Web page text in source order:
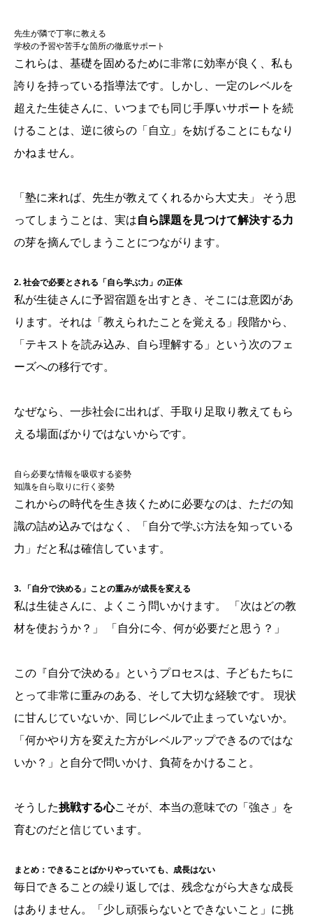
先生が隣で丁寧に教える
学校の予習や苦手な箇所の徹底サポート
これらは、基礎を固めるために非常に効率が良く、私も
誇りを持っている指導法です。しかし、一定のレベルを
超えた生徒さんに、いつまでも同じ手厚いサポートを続
けることは、逆に彼らの「自立」を妨げることにもなり
かねません。
「塾に来れば、先生が教えてくれるから大丈夫」 そう思
ってしまうことは、実は自ら課題を見つけて解決する力
の芽を摘んでしまうことにつながります。
2. 社会で必要とされる「自ら学ぶ力」の正体
私が生徒さんに予習宿題を出すとき、そこには意図があ
ります。それは「教えられたことを覚える」段階から、
「テキストを読み込み、自ら理解する」という次のフェ
ーズへの移行です。
なぜなら、一歩社会に出れば、手取り足取り教えてもら
える場面ばかりではないからです。
自ら必要な情報を吸収する姿勢
知識を自ら取りに行く姿勢
これからの時代を生き抜くために必要なのは、ただの知
識の詰め込みではなく、「自分で学ぶ方法を知っている
力」だと私は確信しています。
3. 「自分で決める」ことの重みが成長を変える
私は生徒さんに、よくこう問いかけます。 「次はどの教
材を使おうか？」 「自分に今、何が必要だと思う？」
この『自分で決める』というプロセスは、子どもたちに
とって非常に重みのある、そして大切な経験です。 現状
に甘んじていないか、同じレベルで止まっていないか。
「何かやり方を変えた方がレベルアップできるのではな
いか？」と自分で問いかけ、負荷をかけること。
そうした挑戦する心こそが、本当の意味での「強さ」を
育むのだと信じています。
まとめ：できることばかりやっていても、成長はない
毎日できることの繰り返しでは、残念ながら大きな成長
はありません。「少し頑張らないとできないこと」に挑